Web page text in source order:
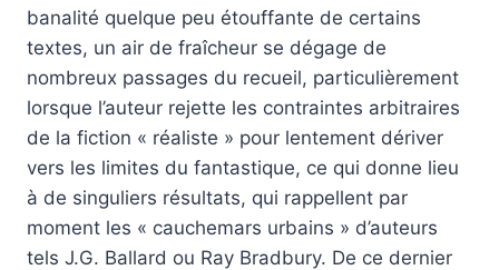
banalité quelque peu étouffante de certains
textes, un air de fraîcheur se dégage de
nombreux passages du recueil, particulièrement
lorsque l’auteur rejette les contraintes arbitraires
de la fiction « réaliste » pour lentement dériver
vers les limites du fantastique, ce qui donne lieu
à de singuliers résultats, qui rappellent par
moment les « cauchemars urbains » d’auteurs
tels J.G. Ballard ou Ray Bradbury. De ce dernier